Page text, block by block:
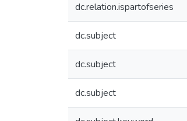
dc.relation.ispartofseries
dc.subject
dc.subject
dc.subject